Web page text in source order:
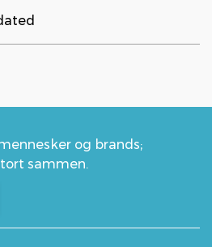
og brands;
sammen.